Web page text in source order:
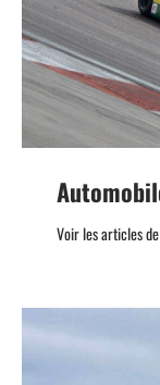
Voir les articles